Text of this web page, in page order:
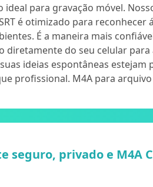
ideal para gravação móvel.
é otimizado para reconhecer
É a maneira mais
diretamente do seu celular para
ideias espontâneas estejam
profissional. M4A para arquivo
seguro, privado e M4A